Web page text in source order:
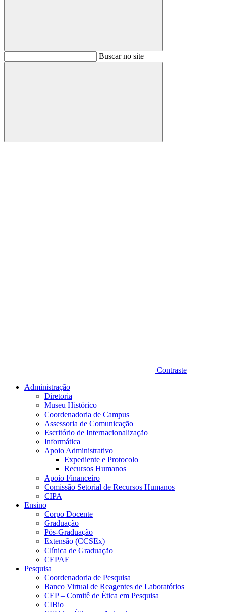
BuscarBuscar no site
Buscar
Contraste
Administração
Diretoria
Museu Histórico
Coordenadoria de Campus
Assessoria de Comunicação
Escritório de Internacionalização
Informática
Apoio Administrativo
Expediente e Protocolo
Recursos Humanos
Apoio Financeiro
Comissão Setorial de Recursos Humanos
CIPA
Ensino
Corpo Docente
Graduação
Pós-Graduação
Extensão (CCSEx)
Clínica de Graduação
CEPAE
Pesquisa
Coordenadoria de Pesquisa
Banco Virtual de Reagentes de Laboratórios
CEP – Comitê de Ética em Pesquisa
CIBio